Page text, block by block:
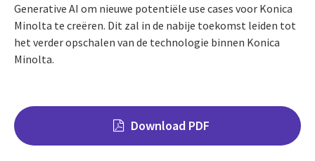
Generative AI om nieuwe potentiële use cases voor Konica
Minolta te creëren. Dit zal in de nabije toekomst leiden tot
het verder opschalen van de technologie binnen Konica
Minolta.
Download PDF